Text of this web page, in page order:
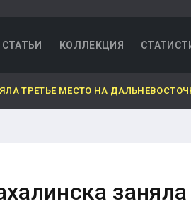
СТАТЬИ КОЛЛЕКЦИЯ
ТРЕТЬЕ МЕСТО НА
заняла